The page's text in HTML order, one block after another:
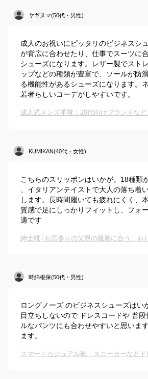
ヤギヌマ(50代・男性)
成人のお祝いにピッタリのビジネスシ
が背広に合わせたり、仕事でスーツに
シューズになります。レザー製でスト
ップなどの種類が豊富で、ソールが防
る機能性があるシューズになります。
若者らしいコーデがしやすいです。
KUMIKAN(40代・女性)
こちらのスリッポンはいかが。18種類
、イタリアンテイストで大人の落ち着
します。長時間履いても疲れにくく、
質感で足にしっかりフィットし、フォ
適です
時綿根保(50代・男性)
ロングノーズ のビジネスシューズはい
目立ちしないので ドレスコードや 普
ルなパンツにも合わせやすいと思いま
ます。